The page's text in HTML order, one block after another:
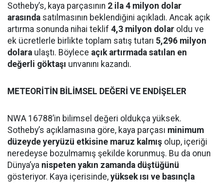
Sotheby’s, kaya parçasının 2 ila 4 milyon dolar
arasında satılmasının beklendiğini açıkladı. Ancak açık
artırma sonunda nihai teklif 4,3 milyon dolar oldu ve
ek ücretlerle birlikte toplam satış tutarı 5,296 milyon
dolara ulaştı. Böylece açık artırmada satılan en
değerli göktaşı unvanını kazandı.
METEORİTİN BİLİMSEL DEĞERİ VE ENDİŞELER
NWA 16788’in bilimsel değeri oldukça yüksek.
Sotheby’s açıklamasına göre, kaya parçası minimum
düzeyde yeryüzü etkisine maruz kalmış olup, içeriği
neredeyse bozulmamış şekilde korunmuş. Bu da onun
Dünya’ya nispeten yakın zamanda düştüğünü
gösteriyor. Kaya içerisinde, yüksek ısı ve basınçla